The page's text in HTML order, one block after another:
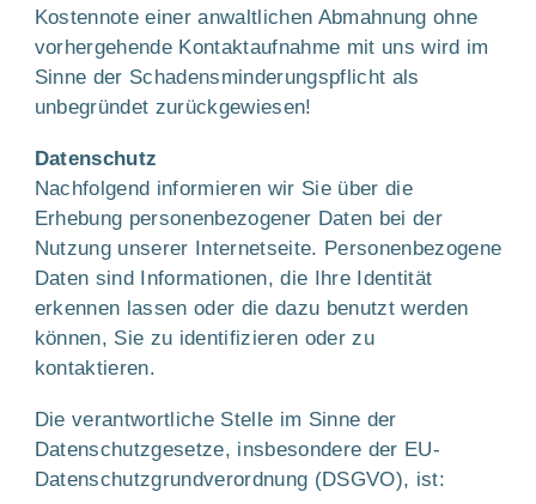
Kostennote einer anwaltlichen Abmahnung ohne
vorhergehende Kontaktaufnahme mit uns wird im
Sinne der Schadensminderungspflicht als
unbegründet zurückgewiesen!
Datenschutz
Nachfolgend informieren wir Sie über die
Erhebung personenbezogener Daten bei der
Nutzung unserer Internetseite. Personenbezogene
Daten sind Informationen, die Ihre Identität
erkennen lassen oder die dazu benutzt werden
können, Sie zu identifizieren oder zu
kontaktieren.
Die verantwortliche Stelle im Sinne der
Datenschutzgesetze, insbesondere der EU-
Datenschutzgrundverordnung (DSGVO), ist: